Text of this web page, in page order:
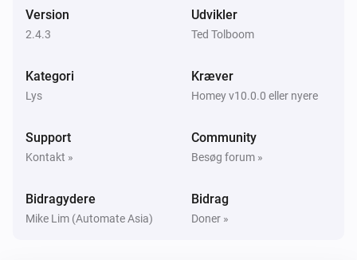
Batterialarm deaktiverede
ZXT-600 AC Master
Batterialarmen er tændt
Version
2.4.3
Udvikler
Ted Tolboom
Kategori
Lys
Kræver
Homey v10.0.0 eller nyere
Support
Kontakt »
Community
Besøg forum »
Bidragydere
Mike Lim (Automate Asia)
Bidrag
Doner »